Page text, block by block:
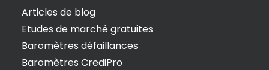
Articles de blog
Etudes de marché gratuites
Baromètres défaillances
Baromètres CrediPro